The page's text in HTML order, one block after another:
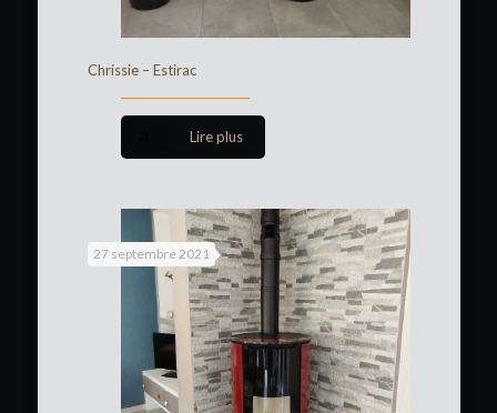
Chrissie – Estirac
Lire plus
27 septembre 2021